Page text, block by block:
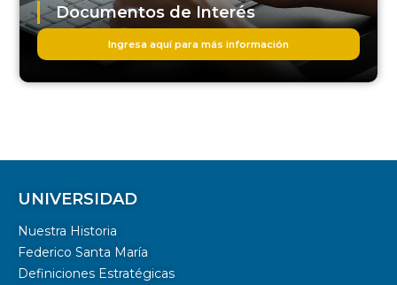
Documentos de Interés
Ingresa aquí para más información
UNIVERSIDAD
Nuestra Historia
Federico Santa María
Definiciones Estratégicas